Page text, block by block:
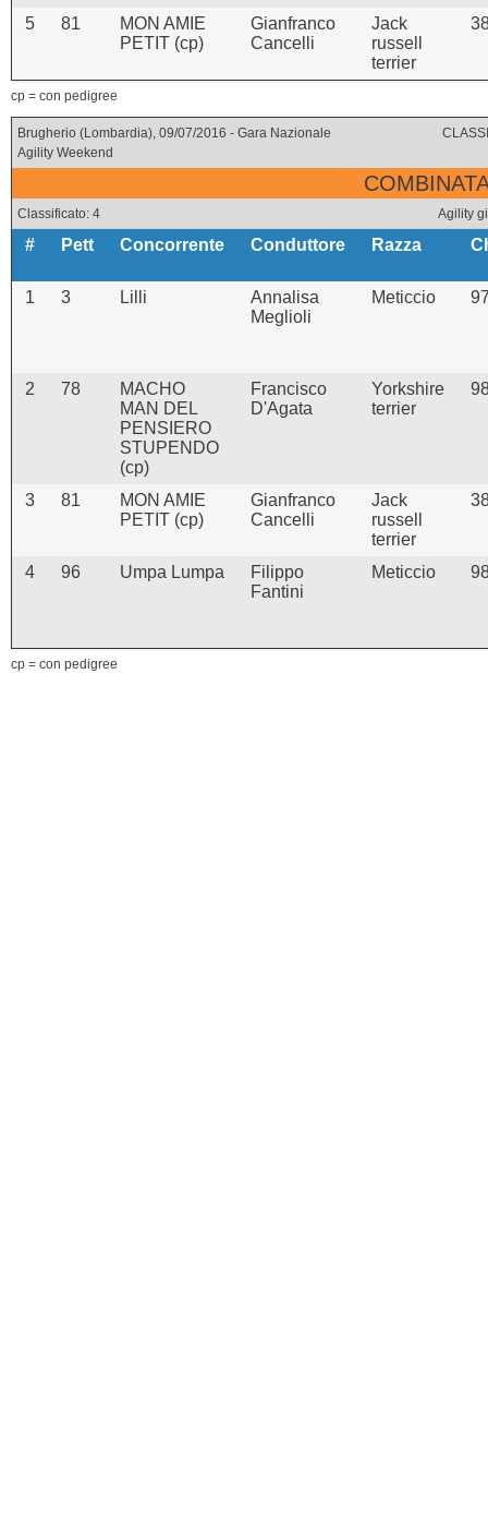
5 81
MON AMIE
PETIT (cp)
Gianfranco
Cancelli
Jack
russell
terrier
cp = con pedigree
Brugherio (Lombardia), 09/07/2016 - Gara Nazionale
Agility Weekend
Classificato: 4 Agility
# Pett Concorrente Conduttore Razza
1 3 Lilli
Annalisa
Meglioli
Meticcio
2 78
MACHO
MAN DEL
PENSIERO
STUPENDO
(cp)
Francisco
D'Agata
Yorkshire
terrier
3 81
MON AMIE
PETIT (cp)
Gianfranco
Cancelli
Jack
russell
terrier
4 96 Umpa Lumpa
Filippo
Fantini
Meticcio
cp = con pedigree